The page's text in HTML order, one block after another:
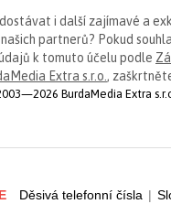
i další zajímavé a
partnerů? Pokud
k tomuto účelu podle
Extra s.r.o.,
BurdaMedia Extra
Děsivá telefonní čísla |